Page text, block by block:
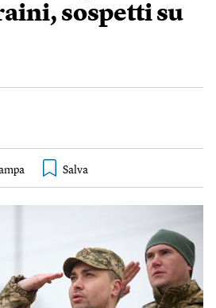
sospetti su